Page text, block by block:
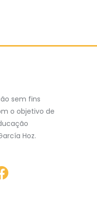
sem fins
o objetivo de
Hoz.